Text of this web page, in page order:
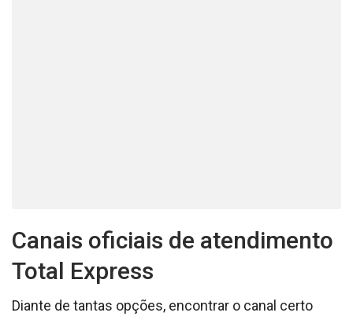
Canais oficiais de atendimento
Total Express
Diante de tantas opções, encontrar o canal certo